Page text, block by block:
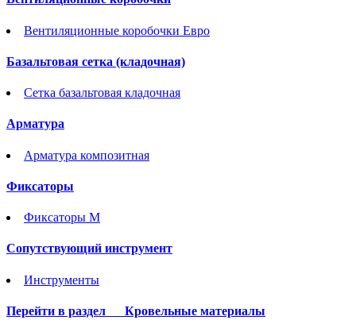
Вентиляционные коробочки Евро
Базальтовая сетка (кладочная)
Сетка базальтовая кладочная
Арматура
Арматура композитная
Фиксаторы
Фиксаторы М
Сопутствующий инструмент
Инструменты
Перейти в раздел Кровельные материалы